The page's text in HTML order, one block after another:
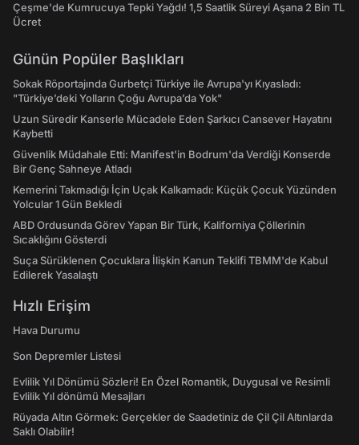
Çeşme'de Kumrucuya Tepki Yağdı! 1,5 Saatlik Süreyi Aşana 2 Bin TL
Ücret
Günün Popüler Başlıkları
Sokak Röportajında Gurbetçi Türkiye ile Avrupa'yı Kıyasladı:
"Türkiye’deki Yolların Çoğu Avrupa’da Yok"
Uzun Süredir Kanserle Mücadele Eden Şarkıcı Cansever Hayatını
Kaybetti
Güvenlik Müdahale Etti: Manifest'in Bodrum'da Verdiği Konserde
Bir Genç Sahneye Atladı
Kemerini Takmadığı İçin Uçak Kalkamadı: Küçük Çocuk Yüzünden
Yolcular 1 Gün Bekledi
ABD Ordusunda Görev Yapan Bir Türk, Kaliforniya Çöllerinin
Sıcaklığını Gösterdi
Suça Sürüklenen Çocuklara İlişkin Kanun Teklifi TBMM'de Kabul
Edilerek Yasalaştı
Hızlı Erişim
Hava Durumu
Son Depremler Listesi
Evlilik Yıl Dönümü Sözleri! En Özel Romantik, Duygusal ve Resimli
Evlilik Yıl dönümü Mesajları
Rüyada Altın Görmek: Gerçekler de Saadetiniz de Çil Çil Altınlarda
Saklı Olabilir!